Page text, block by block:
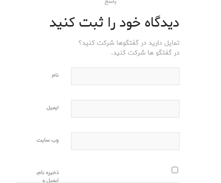
دیدگاه خود را ثبت کنید
تمایل دارید در گفتگوها شرکت کنید؟
در گفتگو ها شرکت کنید.
نام
ایمیل
وب‌ سایت
ذخیره نام،
ایمیل و